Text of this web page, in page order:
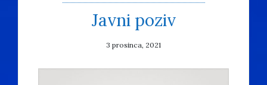
Javni poziv
3 prosinca, 2021